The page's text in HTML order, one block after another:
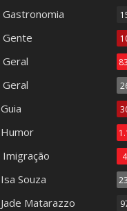
Gastronomia
Gente
Geral
Geral
Guia
Humor
Imigração
Isa Souza
Jade Matarazzo
4